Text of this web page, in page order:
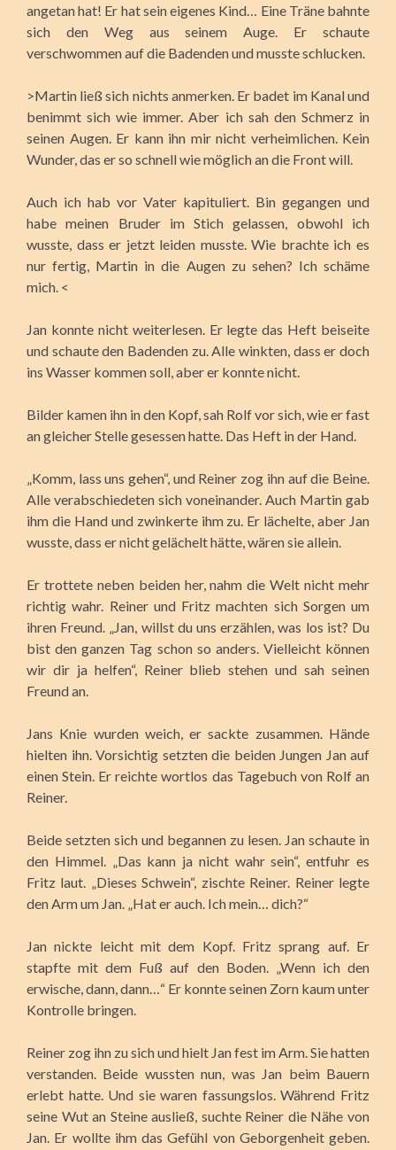
angetan hat! Er hat sein eigenes Kind… Eine Träne bahnte
sich den Weg aus seinem Auge. Er schaute
verschwommen auf die Badenden und musste schlucken.
>Martin ließ sich nichts anmerken. Er badet im Kanal und
benimmt sich wie immer. Aber ich sah den Schmerz in
seinen Augen. Er kann ihn mir nicht verheimlichen. Kein
Wunder, das er so schnell wie möglich an die Front will.
Auch ich hab vor Vater kapituliert. Bin gegangen und
habe meinen Bruder im Stich gelassen, obwohl ich
wusste, dass er jetzt leiden musste. Wie brachte ich es
nur fertig, Martin in die Augen zu sehen? Ich schäme
mich. <
Jan konnte nicht weiterlesen. Er legte das Heft beiseite
und schaute den Badenden zu. Alle winkten, dass er doch
ins Wasser kommen soll, aber er konnte nicht.
Bilder kamen ihn in den Kopf, sah Rolf vor sich, wie er fast
an gleicher Stelle gesessen hatte. Das Heft in der Hand.
„Komm, lass uns gehen“, und Reiner zog ihn auf die Beine.
Alle verabschiedeten sich voneinander. Auch Martin gab
ihm die Hand und zwinkerte ihm zu. Er lächelte, aber Jan
wusste, dass er nicht gelächelt hätte, wären sie allein.
Er trottete neben beiden her, nahm die Welt nicht mehr
richtig wahr. Reiner und Fritz machten sich Sorgen um
ihren Freund. „Jan, willst du uns erzählen, was los ist? Du
bist den ganzen Tag schon so anders. Vielleicht können
wir dir ja helfen“, Reiner blieb stehen und sah seinen
Freund an.
Jans Knie wurden weich, er sackte zusammen. Hände
hielten ihn. Vorsichtig setzten die beiden Jungen Jan auf
einen Stein. Er reichte wortlos das Tagebuch von Rolf an
Reiner.
Beide setzten sich und begannen zu lesen. Jan schaute in
den Himmel. „Das kann ja nicht wahr sein“, entfuhr es
Fritz laut. „Dieses Schwein“, zischte Reiner. Reiner legte
den Arm um Jan. „Hat er auch. Ich mein… dich?“
Jan nickte leicht mit dem Kopf. Fritz sprang auf. Er
stapfte mit dem Fuß auf den Boden. „Wenn ich den
erwische, dann, dann…“ Er konnte seinen Zorn kaum unter
Kontrolle bringen.
Reiner zog ihn zu sich und hielt Jan fest im Arm. Sie hatten
verstanden. Beide wussten nun, was Jan beim Bauern
erlebt hatte. Und sie waren fassungslos. Während Fritz
seine Wut an Steine ausließ, suchte Reiner die Nähe von
Jan. Er wollte ihm das Gefühl von Geborgenheit geben.